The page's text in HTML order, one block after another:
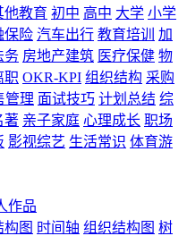
他教育 初中 高中 大学 小学
保险 汽车出行 教育培训
加
务 房地产建筑 医疗保健 物
职 OKR-KPI 组织结构 采购
管理 面试技巧 计划总结 综
著 亲子家庭 心理成长 职场
影视综艺 生活常识 体育游
作品
构图 时间轴 组织结构图 树